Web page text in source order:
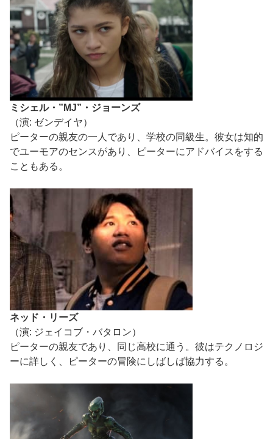
ミシェル・”MJ”・ジョーンズ
（演: ゼンデイヤ）
ピーターの親友の一人であり、学校の同級生。彼女は知的
でユーモアのセンスがあり、ピーターにアドバイスをする
こともある。
ネッド・リーズ
（演: ジェイコブ・バタロン）
ピーターの親友であり、同じ高校に通う。彼はテクノロジ
ーに詳しく、ピーターの冒険にしばしば協力する。